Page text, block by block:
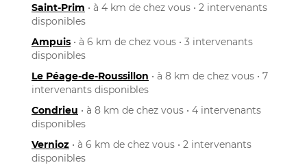
Saint-Prim • à 4 km de chez vous • 2 intervenants
disponibles
Ampuis • à 6 km de chez vous • 3 intervenants
disponibles
Le Péage-de-Roussillon • à 8 km de chez vous • 7
intervenants disponibles
Condrieu • à 8 km de chez vous • 4 intervenants
disponibles
Vernioz • à 6 km de chez vous • 2 intervenants
disponibles